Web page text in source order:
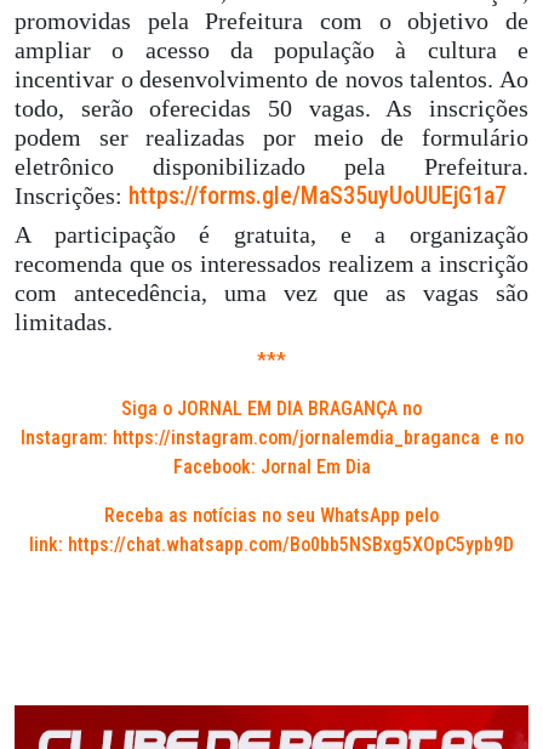
promovidas pela Prefeitura com o objetivo de
ampliar o acesso da população à cultura e
incentivar o desenvolvimento de novos talentos. Ao
todo, serão oferecidas 50 vagas. As inscrições
podem ser realizadas por meio de formulário
eletrônico disponibilizado pela Prefeitura.
Inscrições: https://forms.gle/MaS35uyUoUUEjG1a7
A participação é gratuita, e a organização
recomenda que os interessados realizem a inscrição
com antecedência, uma vez que as vagas são
limitadas.
***
Siga o JORNAL EM DIA BRAGANÇA no
Instagram: https://instagram.com/jornalemdia_braganca e no
Facebook: Jornal Em Dia
Receba as notícias no seu WhatsApp pelo
link: https://chat.whatsapp.com/Bo0bb5NSBxg5XOpC5ypb9D